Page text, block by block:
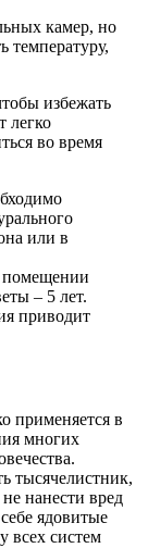
камер, но
температуру,
избежать
легко
во время
или в
помещении
– 5 лет.
приводит
применяется в
многих
тысячелистник,
нанести вред
ядовитые
всех систем